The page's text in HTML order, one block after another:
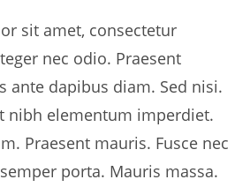
sit amet, consectetur
nec odio. Praesent
ante dapibus diam. Sed nisi.
nibh elementum imperdiet.
Praesent mauris. Fusce nec
porta. Mauris massa.